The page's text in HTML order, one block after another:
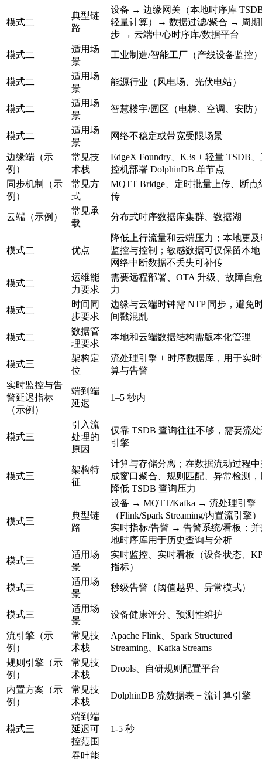
模式二
典型链
路
设备 → 边缘网关（本地时序库
轻量计算）→ 数据过滤/聚合 → 周期
步 → 云端中心时序库/数据平台
模式二
适用场
景
工业制造/智能工厂（产线设备监控）
模式二
适用场
景
能源行业（风电场、光伏电站）
模式二
适用场
景
智慧楼宇/园区（电梯、空调、安防）
模式二
适用场
景
网络不稳定或带宽受限场景
边缘端（示
例）
常见技
术栈
EdgeX Foundry、K3s + 轻量 TSDB
控机部署 DolphinDB 单节点
同步机制（示
例）
常见方
式
MQTT Bridge、定时批量上传、断点
传
云端（示例）
常见承
载
分布式时序数据库集群、数据湖
模式二 优点
降低上行流量和云端压力；本地更及
监控与控制；敏感数据可仅保留本地
网络中断数据不丢失可补传
模式二
运维能
力要求
需要远程部署、OTA 升级、故障自
力
模式二
时间同
步要求
边缘与云端时钟需 NTP 同步，避免
间戳混乱
模式二
数据管
理要求
本地和云端数据结构需版本化管理
模式三
架构定
位
流处理引擎 + 时序数据库，用于实
算与告警
实时监控与告
警延迟指标
（示例）
端到端
延迟
1–5 秒内
模式三
引入流
处理的
原因
仅靠 TSDB 查询往往不够，需要流
引擎
模式三
架构特
征
计算与存储分离；在数据流动过程中
成窗口聚合、规则匹配、异常检测，
降低 TSDB 查询压力
模式三
典型链
路
设备 → MQTT/Kafka → 流处理引擎
（Flink/Spark Streaming/内置流引擎
实时指标/告警 → 告警系统/看板；并
地时序库用于历史查询与分析
模式三
适用场
景
实时监控、实时看板（设备状态、
指标）
模式三
适用场
景
秒级告警（阈值越界、异常模式）
模式三
适用场
景
设备健康评分、预测性维护
流引擎（示
例）
常见技
术栈
Apache Flink、Spark Structured
Streaming、Kafka Streams
规则引擎（示
例）
常见技
术栈
Drools、自研规则配置平台
内置方案（示
例）
常见技
术栈
DolphinDB 流数据表 + 流计算引擎
模式三
端到端
延迟可
控范围
1-5 秒
吞吐能